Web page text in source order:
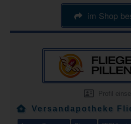
im Shop
Profil
Versandapotheke